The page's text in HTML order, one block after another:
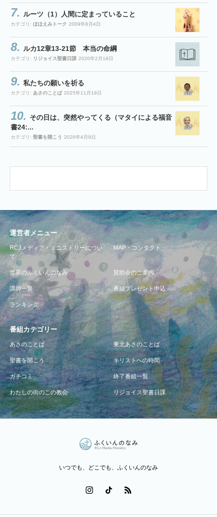
ルーツ（1）人間に定まっていること
カテゴリ: ほほえみトーク 2009年8月4日
ルカ12章13-21節 本当の命綱
カテゴリ: リジョイス聖書日課 2020年2月18日
私たちの願いを祈る
カテゴリ: あさのことば 2025年11月19日
その日は、突然やってくる（マタイによる福音
書24:...
カテゴリ: 聖書を開こう 2026年4月9日
運営者メニュー
RCJメディア・ミニストリーについ
て
MAP・コンタクト
世界のふくいんのなみ 賛助会のご案内
講師一覧 番組プレゼント申込
ランキング
番組カテゴリー
あさのことば 東北あさのことば
聖書を開こう キリストへの時間
ガチコミ 終了番組一覧
わたしの街のこの教会 リジョイス聖書日課
いつでも、どこでも、ふくいんのなみ